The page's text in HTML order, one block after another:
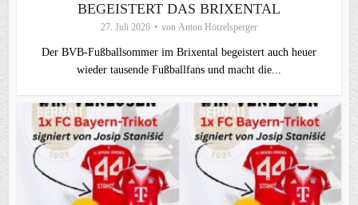
EGEISTERT DAS BRIXENTAL
27. Juli 2026 von Anton Hötzelsperger
Der BVB-Fußballsommer im Brixental begeistert auch heuer
wieder tausende Fußballfans und macht die...